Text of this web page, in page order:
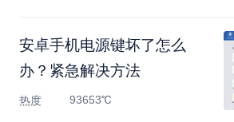
安卓手机电源键坏了怎么
办？紧急解决方法
热度 93653℃